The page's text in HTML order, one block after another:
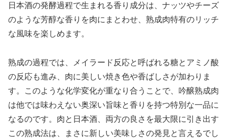
日本酒の発酵過程で生まれる香り成分は、ナッツやチーズ
のような芳醇な香りを肉にまとわせ、熟成肉特有のリッチ
な風味を楽しめます。
熟成の過程では、メイラード反応と呼ばれる糖とアミノ酸
の反応も進み、肉に美しい焼き色や香ばしさが加わりま
す。このような化学変化が重なり合うことで、吟醸熟成肉
は他では味わえない奥深い旨味と香りを持つ特別な一品に
なるのです。肉と日本酒、両方の良さを最大限に引き出す
この熟成法は、まさに新しい美味しさの発見と言えるでし